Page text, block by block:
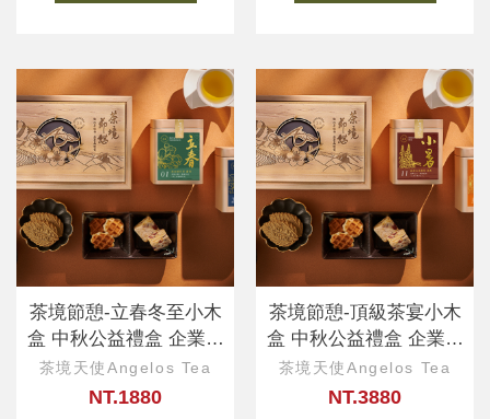
茶境節憩-立春冬至小木
盒 中秋公益禮盒 企業客
製、ESG永續
茶境天使Angelos Tea
NT.1880
茶境節憩-頂級茶宴小木
盒 中秋公益禮盒 企業客
製、ESG永續
茶境天使Angelos Tea
NT.3880